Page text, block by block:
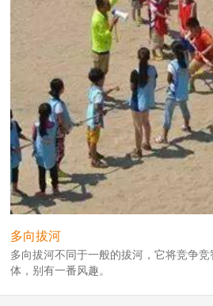
多向拔河
多向拔河不同于一般的拔河，它将竞争
体，别有一番风趣。